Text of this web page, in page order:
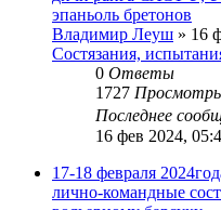
эпаньоль бретонов
Владимир Леуш » 16
Состязания,
0 Ответы
1727
Последнее
16 фев 2024,
17-18 февраля
лично-командные